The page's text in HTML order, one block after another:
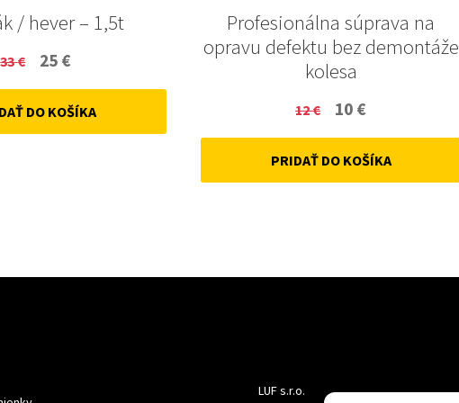
/ hever – 1,5t
33€
Original
price
was:
25 €
price
is:
DO KOŠÍKA
Profesionálna súprava na
opravu defektu bez demontáže
kolesa
12€
Original
price
was:
10 €Current
price
is:
PRIDAŤ DO KOŠÍKA
LUF s.r.o.